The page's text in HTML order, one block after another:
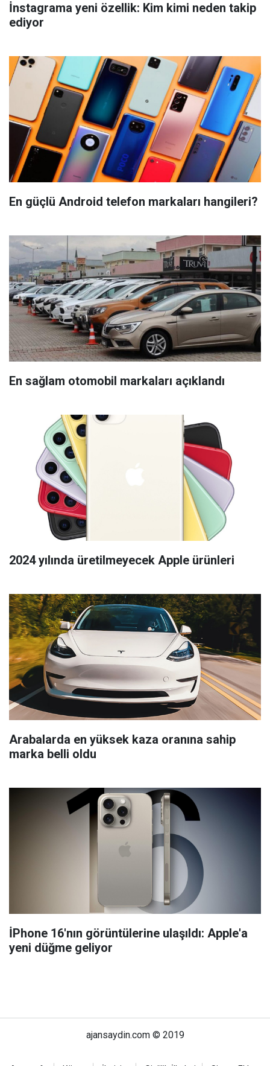
İnstagrama yeni özellik: Kim kimi neden takip
ediyor
En güçlü Android telefon markaları hangileri?
En sağlam otomobil markaları açıklandı
2024 yılında üretilmeyecek Apple ürünleri
Arabalarda en yüksek kaza oranına sahip
marka belli oldu
İPhone 16'nın görüntülerine ulaşıldı: Apple'a
yeni düğme geliyor
ajansaydin.com © 2019